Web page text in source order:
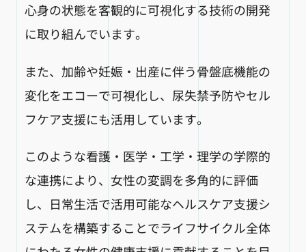
心身の状態を客観的に可視化する技術の開発
に取り組んでいます。
また、加齢や妊娠・出産に伴う骨盤底機能の
変化をエコーで可視化し、尿失禁予防やセル
フケア支援にも活用しています。
このような看護・医学・工学・理学の学際的
な連携により、女性の変調を多角的に評価
し、日常生活で活用可能なヘルスケア支援シ
ステムを構築することでライフサイクル全体